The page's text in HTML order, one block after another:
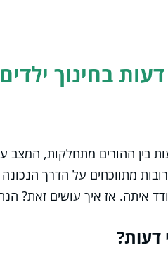
בחינוך
בין ההורים מתחלקות, המצב
מתווכחים על הדרך
איתה. אז איך עושים זאת?
דעות?